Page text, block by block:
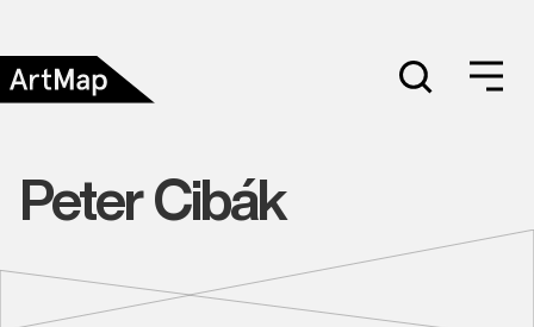
Peter Cibák